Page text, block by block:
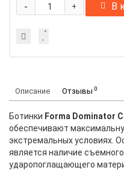
+
- В
Описание Отзывы 0
Ботинки Forma Dominator
обеспечивают
экстремальных условиях.
является наличие
ударопоглащающего